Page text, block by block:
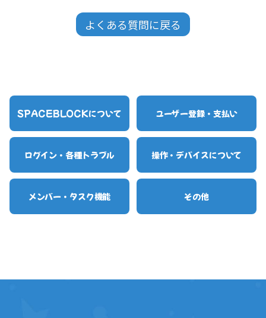
SPACEBLOCKについて ユーザー登録・支払い
ログイン・各種トラブル 操作・デバイスについて
メンバー・タスク機能 その他
よくある質問に戻る